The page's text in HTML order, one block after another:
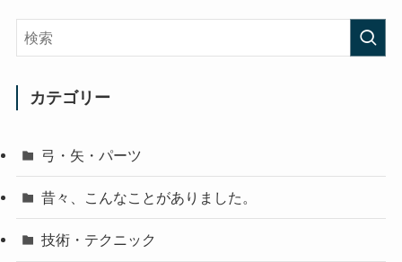
カテゴリー
弓・矢・パーツ
昔々、こんなことがありました。
技術・テクニック